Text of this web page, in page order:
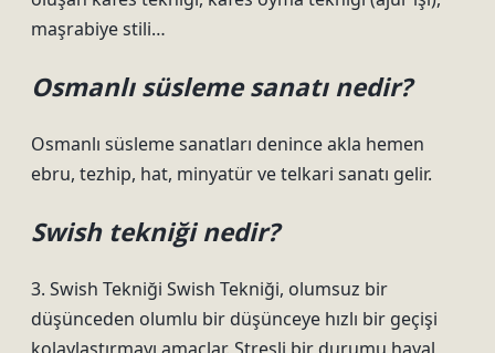
maşrabiye stili…
Osmanlı süsleme sanatı nedir?
Osmanlı süsleme sanatları denince akla hemen
ebru, tezhip, hat, minyatür ve telkari sanatı gelir.
Swish tekniği nedir?
3. Swish Tekniği Swish Tekniği, olumsuz bir
düşünceden olumlu bir düşünceye hızlı bir geçişi